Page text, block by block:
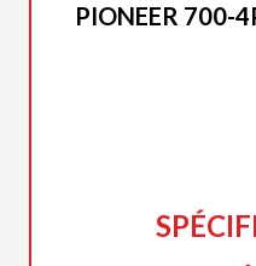
PIONEER 700-